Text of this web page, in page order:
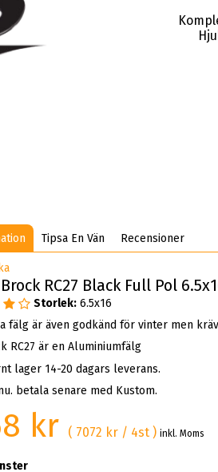
Tipsa En Vän Recensioner
RC27 Black Full Pol
Storlek: 6.5x16
fälg är även godkänd för vinter men
RC27 är en Aluminiumfälg
lager 14-20 dagars leverans.
betala senare med Kustom.
kr ( 7072 kr / 4st )inkl. Moms